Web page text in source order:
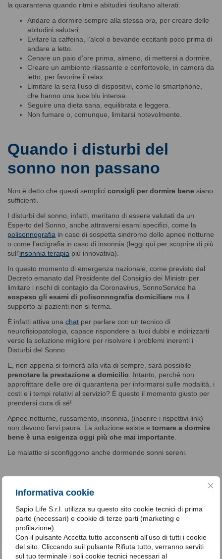
Informativa cookie
Sapio Life S.r.l. utilizza su questo sito cookie tecnici di prima
parte (necessari) e cookie di terze parti (marketing e
profilazione).
Con il pulsante Accetta tutto acconsenti all'uso di tutti i cookie
del sito. Cliccando suil pulsante Rifiuta tutto, verranno serviti
sul tuo terminale i soli cookie tecnici necessari al
la quarantena quando ritmi e abitudini risultano alterati:
Andare a dormire sempre alla stessa ora, per creare delle
abitudini salutari.
Evitare la caffeina, l’alcol o bevande eccitanti poco prima di
andare a letto.
Cenare un paio d’ore prima, almeno, di mettersi a dormire.
Creare un ambiente rilassante e confortevole, in camera da
letto, per favorire il relax.
Limitare la sera l’uso di dispositivi, come lo smartphone,
che hanno una luce blu intensa.
Seguire una dieta sana, equilibrata e leggera.
Non fumare o, comunque, limitarsi notevolmente.
Quando i disturbi del
sonno non passano
Non è detto che questi semplici consigli per dormire bene siano
sufficienti.
I disturbi del sonno, infatti, meritano di essere valutati da un
Esperto del Sonno, anche attraversi esami specifici, come la
polisonnografia in caso di sospetta sindrome delle apnee notturne
o come l’actigrafia in caso di insonnia (leggi qui per scoprire di più
sull’insonnia terapia più innovativa).
In questo momento di emergenza nazionale, come previsto dal
Decreto emanato dal Presidente del Consiglio dei Ministri per
limitare i rischi di contagio da Coronavirus, SonnoService ha
sospeso gli esami di polisonnografia domiciliare ma il
supporto ai pazienti non si ferma.
È infatti attiva una chat per parlare con un tecnico di
neurofisiopatologia, capace rispondere ai tuoi dubbi e indirizzarti
verso la soluzione migliore per risolvere i problemi inerenti i
Disturbi del Sonno.
E, non appena si tornerà alla vita di sempre, sarà possibile
prenotare la prestazione a domicilio . Intanto, perché non
approfittare delle ore di quarantena per informarsi sulle modalità, i
costi e i tempi relativi al servizio? È questo il momento giusto per
prendersi cura di sé!
Apnee notturne, russamento, insonnia, (inserire i rispettivi link)
non devono farvi paura. La soluzione esiste e tornare a dormire
bene è una esigenza oggi più che mai importante
Le malattie si sconfiggono anche dormendo sonni sereni.
Articolo del 23-04-2020